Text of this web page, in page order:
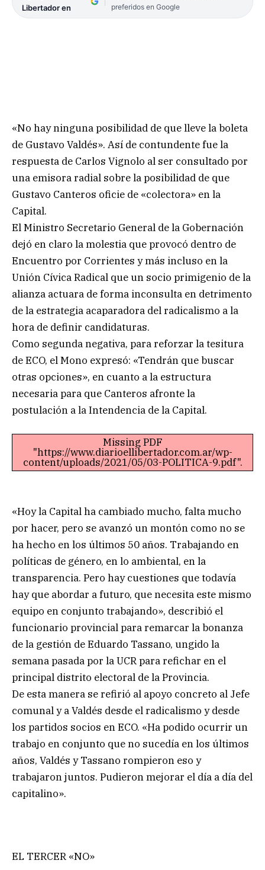
Libertador en
preferidos en Google
«No hay ninguna posibilidad de que lleve la boleta
de Gustavo Valdés». Así de contundente fue la
respuesta de Carlos Vignolo al ser consultado por
una emisora radial sobre la posibilidad de que
Gustavo Canteros oficie de «colectora» en la
Capital.
El Ministro Secretario General de la Gobernación
dejó en claro la molestia que provocó dentro de
Encuentro por Corrientes y más incluso en la
Unión Cívica Radical que un socio primigenio de la
alianza actuara de forma inconsulta en detrimento
de la estrategia acaparadora del radicalismo a la
hora de definir candidaturas.
Como segunda negativa, para reforzar la tesitura
de ECO, el Mono expresó: «Tendrán que buscar
otras opciones», en cuanto a la estructura
necesaria para que Canteros afronte la
postulación a la Intendencia de la Capital.
Missing PDF
"https://www.diarioellibertador.com.ar/wp-
content/uploads/2021/05/03-POLITICA-9.pdf".
«Hoy la Capital ha cambiado mucho, falta mucho
por hacer, pero se avanzó un montón como no se
ha hecho en los últimos 50 años. Trabajando en
políticas de género, en lo ambiental, en la
transparencia. Pero hay cuestiones que todavía
hay que abordar a futuro, que necesita este mismo
equipo en conjunto trabajando», describió el
funcionario provincial para remarcar la bonanza
de la gestión de Eduardo Tassano, ungido la
semana pasada por la UCR para refichar en el
principal distrito electoral de la Provincia.
De esta manera se refirió al apoyo concreto al Jefe
comunal y a Valdés desde el radicalismo y desde
los partidos socios en ECO. «Ha podido ocurrir un
trabajo en conjunto que no sucedía en los últimos
años, Valdés y Tassano rompieron eso y
trabajaron juntos. Pudieron mejorar el día a día del
capitalino».
EL TERCER «NO»